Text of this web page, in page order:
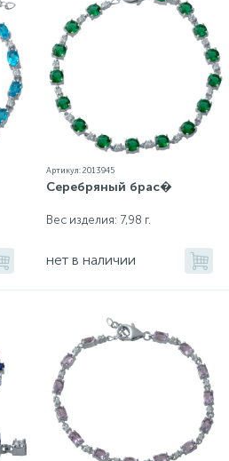
Артикул: 2013945
Серебряный брас�
Вес изделия: 7,98 г.
нет в наличии